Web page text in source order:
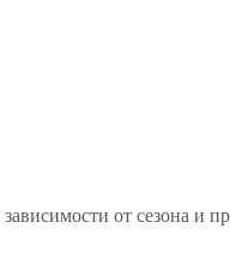
от сезона и